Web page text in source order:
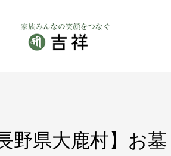
長野県大鹿村】お